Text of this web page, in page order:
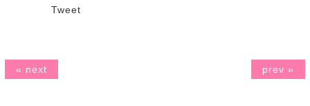
Tweet
« next prev »